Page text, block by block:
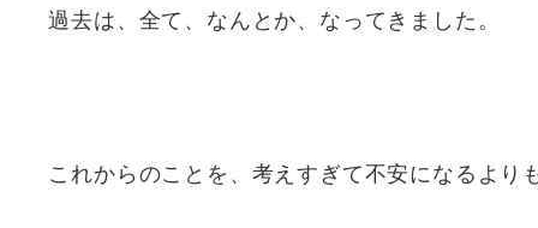
過去は、全て、なんとか、なってきました。
これからのことを、考えすぎて不安になるより